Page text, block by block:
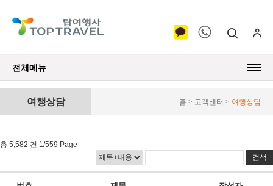
전체메뉴
홈 > 고객센터 > 여행상담
여행상담
총 5,582 건 1/559 Page